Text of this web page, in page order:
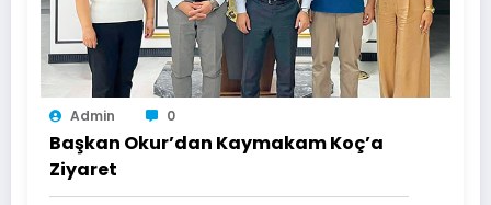
Admin 0
Başkan Okur’dan Kaymakam Koç’a
Ziyaret